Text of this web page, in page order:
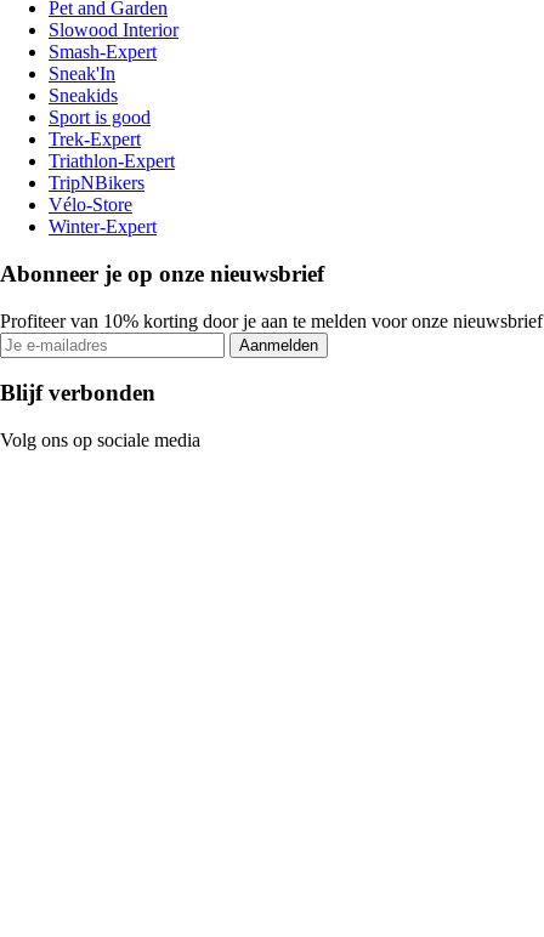
Pet and Garden
Slowood Interior
Smash-Expert
Sneak'In
Sneakids
Sport is good
Trek-Expert
Triathlon-Expert
TripNBikers
Vélo-Store
Winter-Expert
Abonneer je op onze nieuwsbrief
Profiteer van 10% korting door je aan te melden voor onze nieuwsbrief
Aanmelden
Blijf verbonden
Volg ons op sociale media